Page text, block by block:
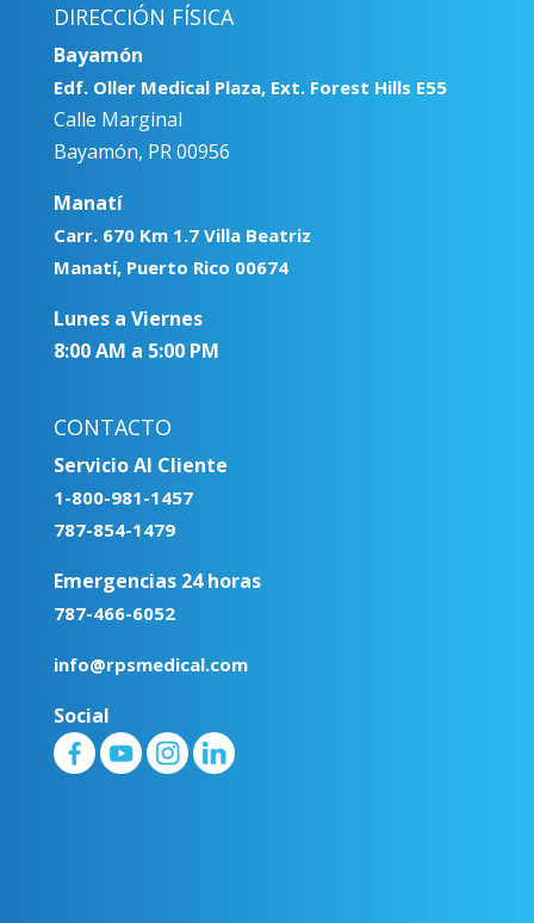
DIRECCIÓN FÍSICA
Bayamón
Edf. Oller Medical Plaza, Ext. Forest Hills E55
Calle Marginal
Bayamón, PR 00956
Manatí
Carr. 670 Km 1.7 Villa Beatriz
Manatí, Puerto Rico 00674
Lunes a Viernes
8:00 AM a 5:00 PM
CONTACTO
Servicio Al Cliente
1-800-981-1457
787-854-1479
Emergencias 24 horas
787-466-6052
info@rpsmedical.com
Social